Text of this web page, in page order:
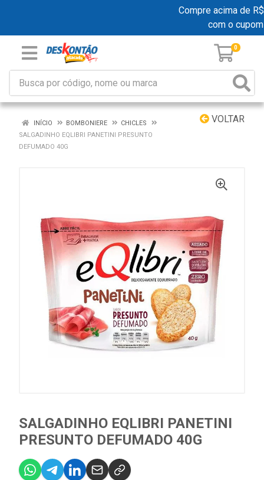
Compre acima de
com o cupom
0
VOLTAR
INÍCIO BOMBONIERE
CHICLES
SALGADINHO EQLIBRI PANETINI PRESUNTO
DEFUMADO 40G
SALGADINHO EQLIBRI PANETINI
PRESUNTO DEFUMADO 40G